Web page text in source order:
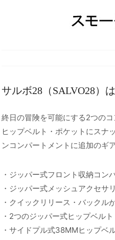
サルボ28（SALVO28）
終日の冒険を可能にする2つの
ヒップベルト・ポケットにスナ
ンコンパートメントに追加のギ
・ジッパー式フロント収納コン
・ジッパー式メッシュアクセサ
・クイックリリース・バックル
・2つのジッパー式ヒップベル
・サイドプル式38MMヒップベ